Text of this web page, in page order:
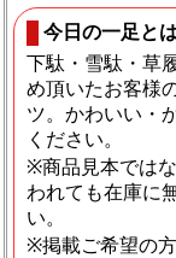
今日の一足とは
下駄・雪駄・草
め頂いたお客様
ツ。かわいい・
ください。
※商品見本では
われても在庫に
い。
※掲載ご希望の